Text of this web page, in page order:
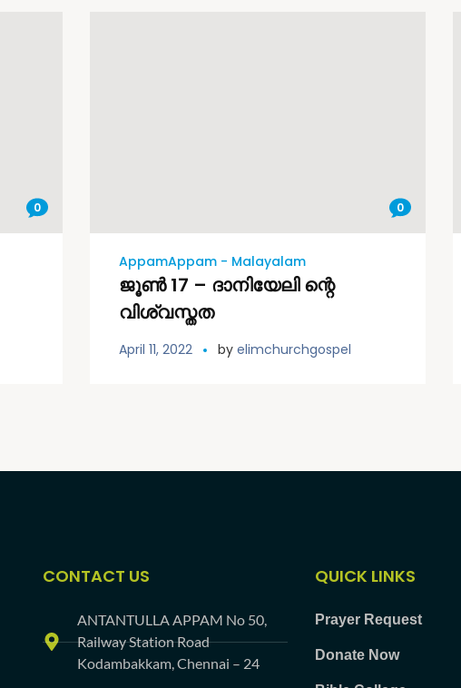
0 0
AppamAppam - Malayalam
ജൂൺ 17 – ദാനിയേലി ന്റെ
വിശ്വസ്തത
April 11, 2022 by elimchurchgospel
CONTACT US
ANTANTULLA APPAM No 50,
Railway Station Road
Kodambakkam, Chennai – 24
QUICK LINKS
Prayer Request
Donate Now